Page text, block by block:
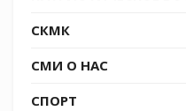
экспонаты,
Tags:
СКМК
СМИ О НАС
СПОРТ